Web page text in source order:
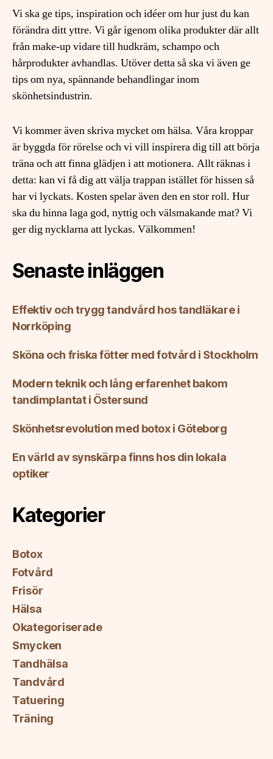
Vi ska ge tips, inspiration och idéer om hur just du kan
förändra ditt yttre. Vi går igenom olika produkter där allt
från make-up vidare till hudkräm, schampo och
hårprodukter avhandlas. Utöver detta så ska vi även ge
tips om nya, spännande behandlingar inom
skönhetsindustrin.
Vi kommer även skriva mycket om hälsa. Våra kroppar
är byggda för rörelse och vi vill inspirera dig till att börja
träna och att finna glädjen i att motionera. Allt räknas i
detta: kan vi få dig att välja trappan istället för hissen så
har vi lyckats. Kosten spelar även den en stor roll. Hur
ska du hinna laga god, nyttig och välsmakande mat? Vi
ger dig nycklarna att lyckas. Välkommen!
Senaste inläggen
Effektiv och trygg tandvård hos tandläkare i
Norrköping
Sköna och friska fötter med fotvård i Stockholm
Modern teknik och lång erfarenhet bakom
tandimplantat i Östersund
Skönhetsrevolution med botox i Göteborg
En värld av synskärpa finns hos din lokala
optiker
Kategorier
Botox
Fotvård
Frisör
Hälsa
Okategoriserade
Smycken
Tandhälsa
Tandvård
Tatuering
Träning